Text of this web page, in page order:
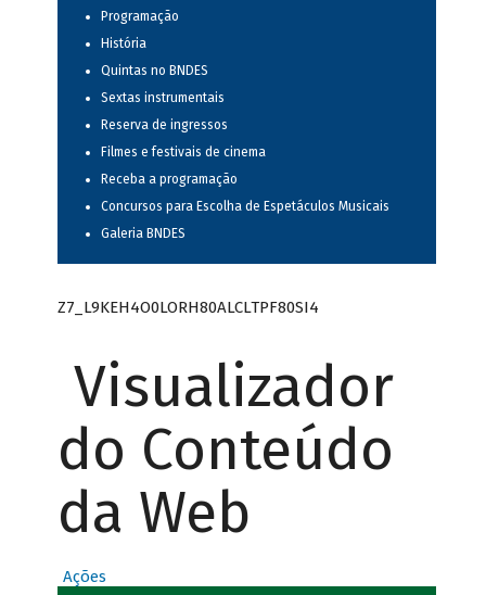
Programação
História
Quintas no BNDES
Sextas instrumentais
Reserva de ingressos
Filmes e festivais de cinema
Receba a programação
Concursos para Escolha de Espetáculos Musicais
Galeria BNDES
Z7_L9KEH4O0LORH80ALCLTPF80SI4
Visualizador
do Conteúdo
da Web
Ações